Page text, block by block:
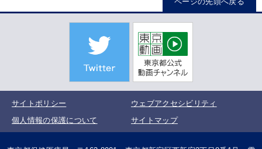
サイトポリシー
ウェブアクセシビリティ
個人情報の保護について
サイトマップ